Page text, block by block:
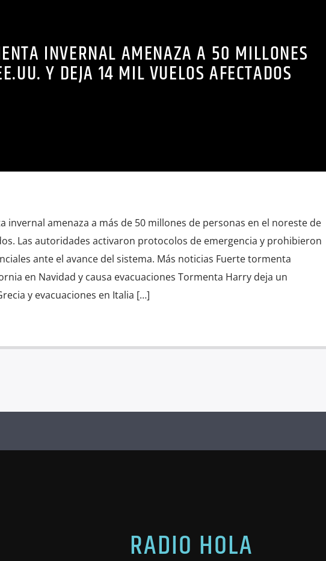
INVERNAL AMENAZA A 50 MILLONES
Y DEJA 14 MIL VUELOS AFECTADOS
invernal amenaza a más de 50 millones de personas en el noreste de
Las autoridades activaron protocolos de emergencia y prohibieron
ante el avance del sistema. Más noticias Fuerte tormenta
en Navidad y causa evacuaciones Tormenta Harry deja un
y evacuaciones en Italia […]
RADIO HOLA